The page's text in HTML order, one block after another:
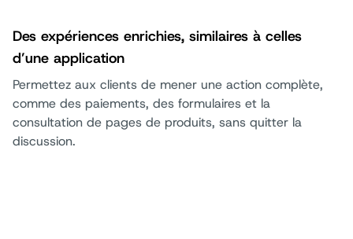
Des expériences enrichies, similaires à celles
d’une application
Permettez aux clients de mener une action complète,
comme des paiements, des formulaires et la
consultation de pages de produits, sans quitter la
discussion.